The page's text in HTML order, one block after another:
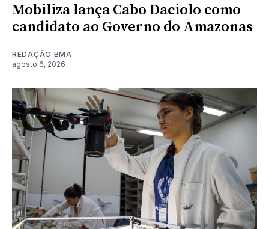
Mobiliza lança Cabo Daciolo como
candidato ao Governo do Amazonas
REDAÇÃO BMA
agosto 6, 2026